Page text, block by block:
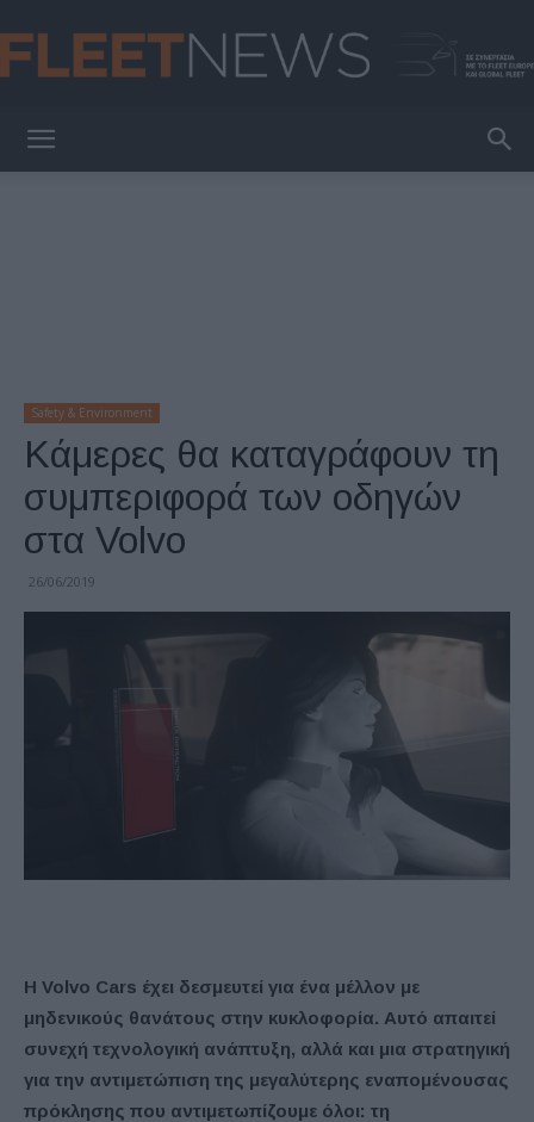
Safety & Environment
Κάμερες θα καταγράφουν τη
συμπεριφορά των οδηγών
στα Volvo
26/06/2019
H Volvo Cars έχει δεσμευτεί για ένα μέλλον με
μηδενικούς θανάτους στην κυκλοφορία. Αυτό απαιτεί
συνεχή τεχνολογική ανάπτυξη, αλλά και μια στρατηγική
για την αντιμετώπιση της μεγαλύτερης εναπομένουσας
πρόκλησης που αντιμετωπίζουμε όλοι: τη